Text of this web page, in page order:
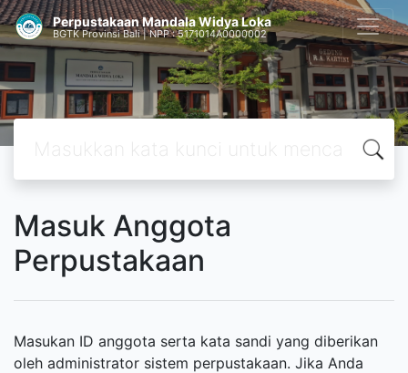
Perpustakaan Mandala Widya Loka
BGTK Provinsi Bali | NPP : 5171014A0000002
Masuk Anggota
Perpustakaan
Masukan ID anggota serta kata sandi yang diberikan
oleh administrator sistem perpustakaan. Jika Anda